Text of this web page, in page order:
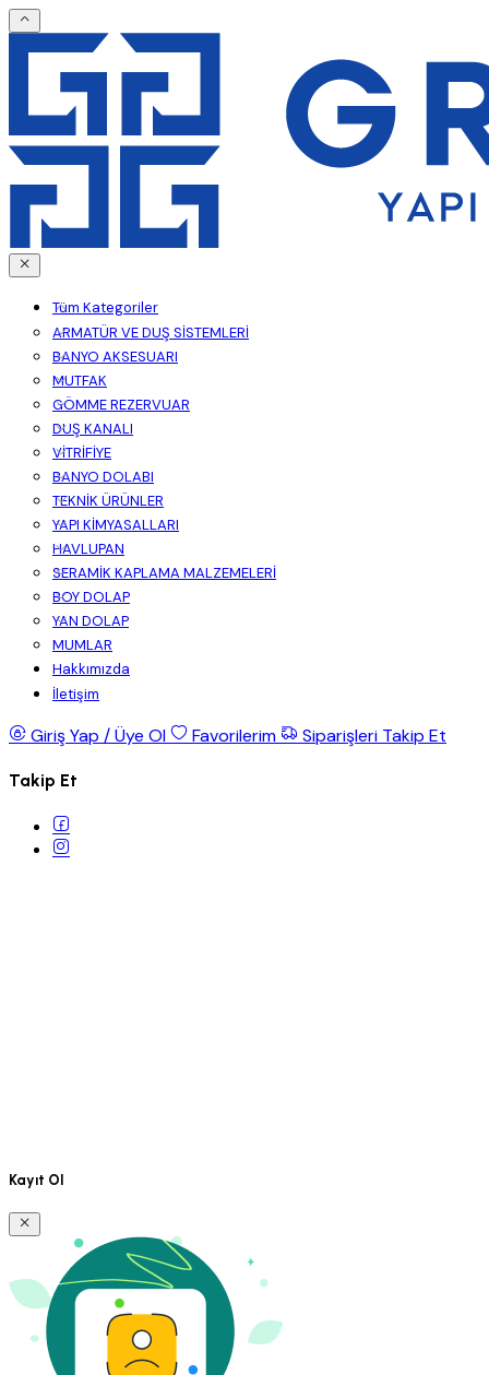
Tüm Kategoriler
ARMATÜR VE DUŞ SİSTEMLERİ
BANYO AKSESUARI
MUTFAK
GÖMME REZERVUAR
DUŞ KANALI
VİTRİFİYE
BANYO DOLABI
TEKNİK ÜRÜNLER
YAPI KİMYASALLARI
HAVLUPAN
SERAMİK KAPLAMA MALZEMELERİ
BOY DOLAP
YAN DOLAP
MUMLAR
Hakkımızda
İletişim
Giriş Yap / Üye Ol Favorilerim Siparişleri Takip Et
Takip Et
Kayıt Ol